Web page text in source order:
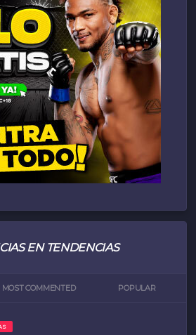
EN TENDENCIAS
MOST COMMENTED POPULAR